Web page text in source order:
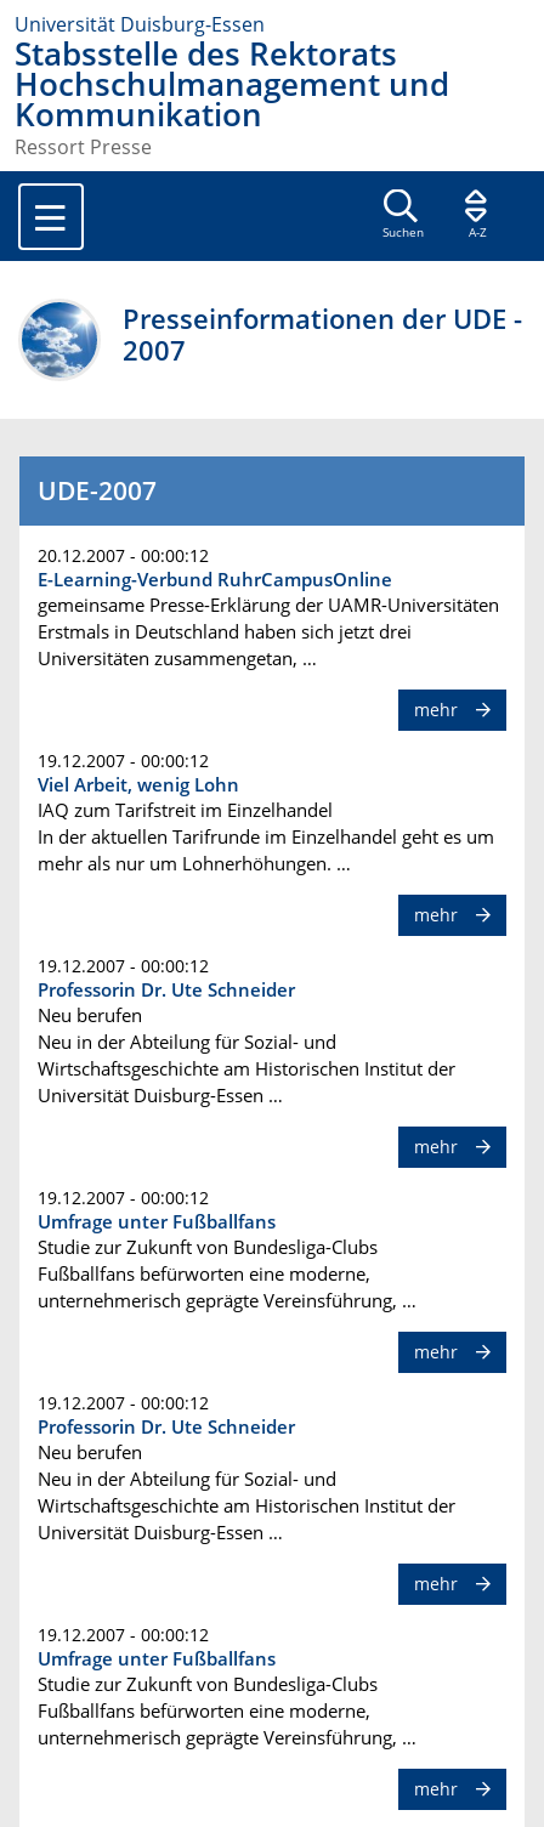
Universität Duisburg-Essen
Stabsstelle des Rektorats
Hochschulmanagement und
Kommunikation
Ressort Presse
Suchen A-Z
Presseinformationen der UDE -
2007
UDE-2007
20.12.2007 - 00:00:12
E-Learning-Verbund RuhrCampusOnline
gemeinsame Presse-Erklärung der UAMR-Universitäten
Erstmals in Deutschland haben sich jetzt drei
Universitäten zusammengetan, …
mehr
19.12.2007 - 00:00:12
Viel Arbeit, wenig Lohn
IAQ zum Tarifstreit im Einzelhandel
In der aktuellen Tarifrunde im Einzelhandel geht es um
mehr als nur um Lohnerhöhungen. …
mehr
19.12.2007 - 00:00:12
Professorin Dr. Ute Schneider
Neu berufen
Neu in der Abteilung für Sozial- und
Wirtschaftsgeschichte am Historischen Institut der
Universität Duisburg-Essen …
mehr
19.12.2007 - 00:00:12
Umfrage unter Fußballfans
Studie zur Zukunft von Bundesliga-Clubs
Fußballfans befürworten eine moderne,
unternehmerisch geprägte Vereinsführung, …
mehr
19.12.2007 - 00:00:12
Professorin Dr. Ute Schneider
Neu berufen
Neu in der Abteilung für Sozial- und
Wirtschaftsgeschichte am Historischen Institut der
Universität Duisburg-Essen …
mehr
19.12.2007 - 00:00:12
Umfrage unter Fußballfans
Studie zur Zukunft von Bundesliga-Clubs
Fußballfans befürworten eine moderne,
unternehmerisch geprägte Vereinsführung, …
mehr